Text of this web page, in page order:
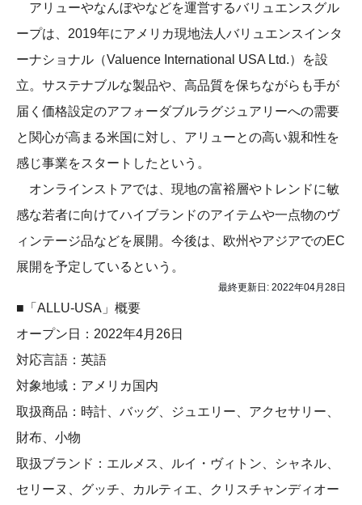
アリューやなんぼやなどを運営するバリュエンスグル
ープは、2019年にアメリカ現地法人バリュエンスインタ
ーナショナル（Valuence International USA Ltd.）を設
立。サステナブルな製品や、高品質を保ちながらも手が
届く価格設定のアフォーダブルラグジュアリーへの需要
と関心が高まる米国に対し、アリューとの高い親和性を
感じ事業をスタートしたという。
オンラインストアでは、現地の富裕層やトレンドに敏
感な若者に向けてハイブランドのアイテムや一点物のヴ
ィンテージ品などを展開。今後は、欧州やアジアでのEC
展開を予定しているという。
最終更新日: 2022年04月28日
■「ALLU-USA」概要
オープン日：2022年4月26日
対応言語：英語
対象地域：アメリカ国内
取扱商品：時計、バッグ、ジュエリー、アクセサリー、
財布、小物
取扱ブランド：エルメス、ルイ・ヴィトン、シャネル、
セリーヌ、グッチ、カルティエ、クリスチャンディオー